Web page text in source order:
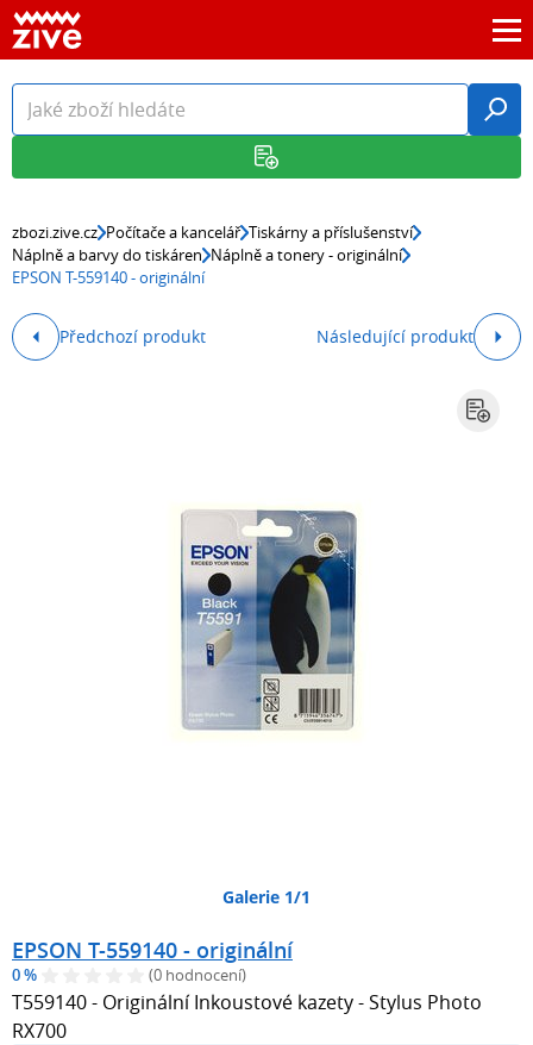
zbozi.zive.cz Počítače a kancelář Tiskárny a příslušenství
Náplně a barvy do tiskáren Náplně a tonery - originální
EPSON T-559140 - originální
Předchozí produkt Následující produkt
Galerie 1/1
EPSON T-559140 - originální
0 % (0 hodnocení)
T559140 - Originální Inkoustové kazety - Stylus Photo
RX700